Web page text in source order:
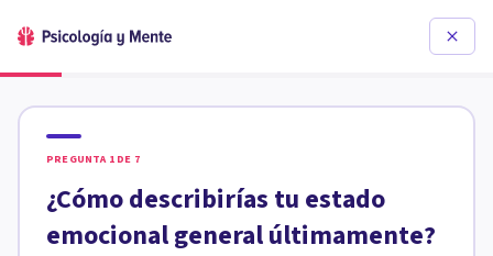
PREGUNTA 1 DE 7
¿Cómo describirías tu estado
emocional general últimamente?